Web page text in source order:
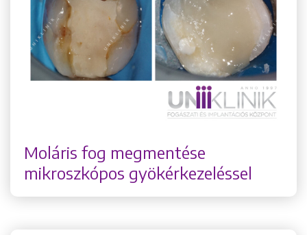
Moláris fog megmentése
mikroszkópos gyökérkezeléssel